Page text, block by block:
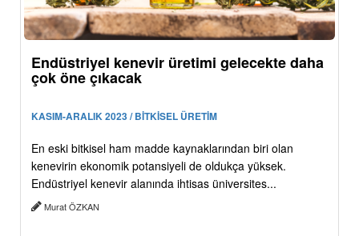
Endüstriyel kenevir üretimi gelecekte daha
çok öne çıkacak
KASIM-ARALIK 2023 / BİTKİSEL ÜRETİM
En eski bitkisel ham madde kaynaklarından biri olan
kenevirin ekonomik potansiyeli de oldukça yüksek.
Endüstriyel kenevir alanında ihtisas üniversites...
Murat ÖZKAN